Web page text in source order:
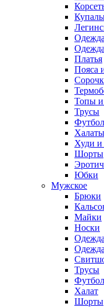
Платья
Пояса
Топы
Трусы
Халаты
Худи
Шорты
Юбки
Мужское
Брюки
Майки
Носки
Трусы
Халат
Шорты